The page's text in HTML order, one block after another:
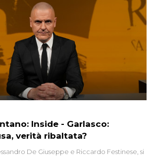
Inside - Garlasco:
verità ribaltata?
De Giuseppe e Riccardo Festinese, si